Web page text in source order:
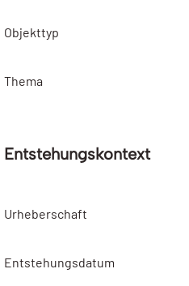
Objekttyp
Thema
Entstehungskontext
Urheberschaft
Entstehungsdatum